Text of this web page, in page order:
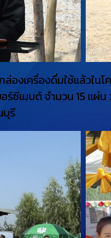
งเครื่องดื่มใช้แล้วใน
ซีเมนต์ จำนวน 15 แผ่
รี